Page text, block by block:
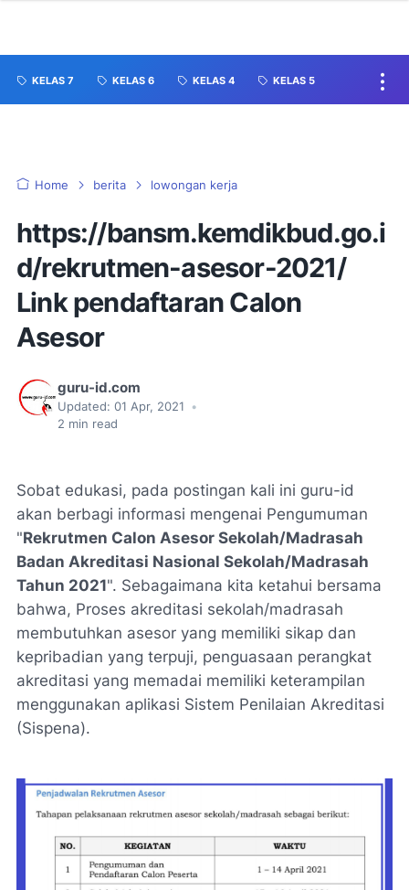
KELAS 7 KELAS 6 KELAS 4 KELAS 5
Home berita lowongan kerja
https://bansm.kemdikbud.go.i
d/rekrutmen-asesor-2021/
Link pendaftaran Calon
Asesor
guru-id.com
Updated: 01 Apr, 2021
•
2 min read
Sobat edukasi, pada postingan kali ini guru-id
akan berbagi informasi mengenai Pengumuman
"Rekrutmen Calon Asesor Sekolah/Madrasah
Badan Akreditasi Nasional Sekolah/Madrasah
Tahun 2021". Sebagaimana kita ketahui bersama
bahwa, Proses akreditasi sekolah/madrasah
membutuhkan asesor yang memiliki sikap dan
kepribadian yang terpuji, penguasaan perangkat
akreditasi yang memadai memiliki keterampilan
menggunakan aplikasi Sistem Penilaian Akreditasi
(Sispena).